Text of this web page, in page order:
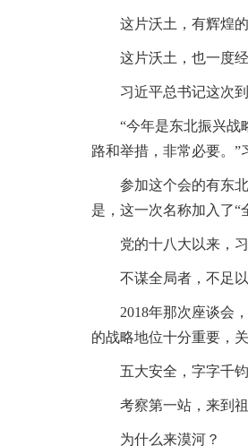
这片沃土，有辉煌
这片沃土，也一度
习近平总书记这次
“今年是东北振兴战
路和举措，非常必要。”
参加这个会的有东
是，这一次名称加入了“
党的十八大以来，
不谋全局者，不足
2018年那次座谈会
的战略地位十分重要，
五大安全，字字千
考察第一站，来到
为什么来漠河？